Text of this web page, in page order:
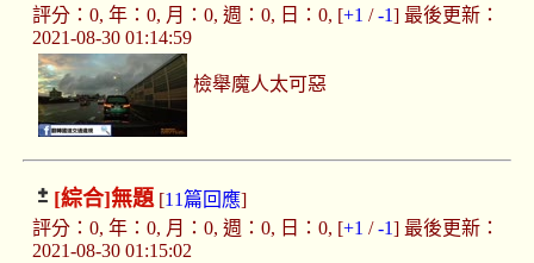
評分：0, 年：0, 月：0, 週：0, 日：0, [+1 /-1] 最後更新：
2021-08-30 01:14:59
檢舉魔人太可惡
[綜合]無題[11篇回應]
評分：0, 年：0, 月：0, 週：0, 日：0, [+1 /-1] 最後更新：
2021-08-30 01:15:02